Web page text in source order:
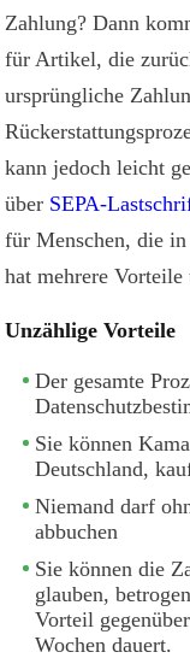
Zahlung? Dann
für Artikel, die
ursprüngliche
kann jedoch leicht
über SEPA-
für Menschen, die
hat mehrere
Unzählige Vorteile
Der gesamte
Sie können
Deutschland,
Niemand darf
abbuchen
Sie können die
glauben,
Vorteil
Wochen dauert.